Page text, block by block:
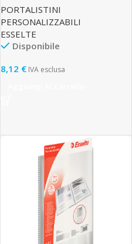
antiriflesso – trasparente –
Esselte
PORTALISTINI
PERSONALIZZABILI
ESSELTE
Disponibile
8,12 € IVA esclusa